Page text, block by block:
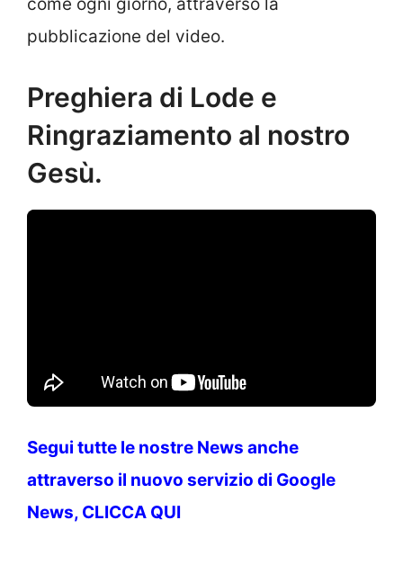
pubblicazione del video.
Preghiera di Lode e
Ringraziamento al nostro
Gesù.
Segui tutte le nostre News anche
attraverso il nuovo servizio di Google
News, CLICCA QUI